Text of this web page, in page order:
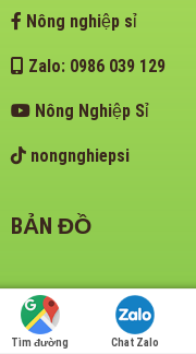
Nông nghiệp sỉ
Zalo: 0986 039 129
Nông Nghiệp Sỉ
nongnghiepsi
BẢN ĐỒ
Tìm đường Chat Zalo